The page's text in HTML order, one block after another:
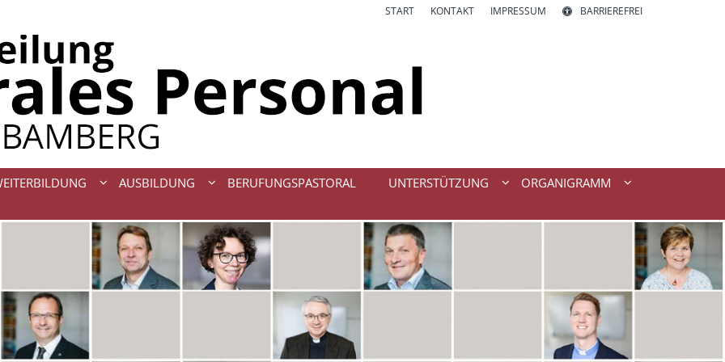
START KONTAKT IMPRESSUM BARRIEREFREI
AUSBILDUNG BERUFUNGSPASTORAL UNTERSTÜTZUNG
ORGANIGRAMM